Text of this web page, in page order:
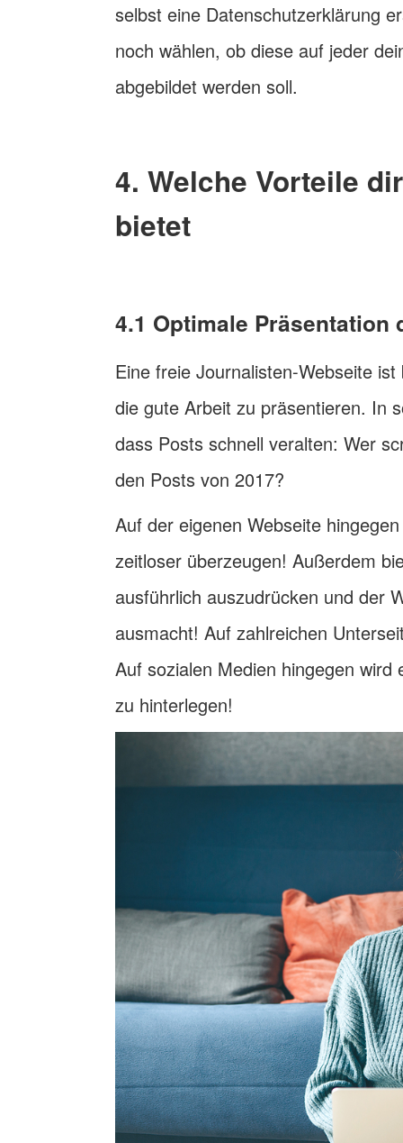
selbst eine Datenschutzerklärung
noch wählen, ob diese auf jeder
abgebildet werden soll.
4. Welche Vorteile
bietet
4.1 Optimale Präsentation
Eine freie Journalisten-Webseite
die gute Arbeit zu präsentieren. In
dass Posts schnell veralten: Wer
den Posts von 2017?
Auf der eigenen Webseite
zeitloser überzeugen! Außerdem
ausführlich auszudrücken und der
ausmacht! Auf zahlreichen
Auf sozialen Medien hingegen
zu hinterlegen!